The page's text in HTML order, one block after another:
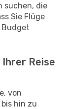
suchen, die
Sie Flüge
Budget
Reise
von
hin zu